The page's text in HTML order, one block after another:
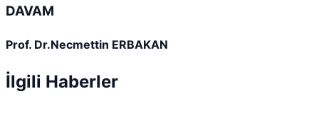
DAVAM
Prof. Dr.Necmettin ERBAKAN
İlgili Haberler